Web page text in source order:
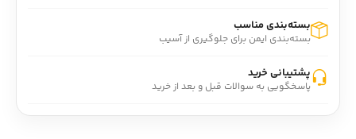
بسته‌بندی مناسب
بسته‌بندی ایمن برای جلوگیری از آسیب
پشتیبانی خرید
پاسخگویی به سوالات قبل و بعد از خرید